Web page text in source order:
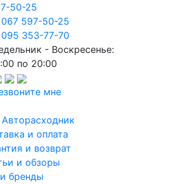
50-25
597-50-25
353-77-70
- Воскресенье:
по 20:00
мне
и оплата
и возврат
и обзоры
бренды